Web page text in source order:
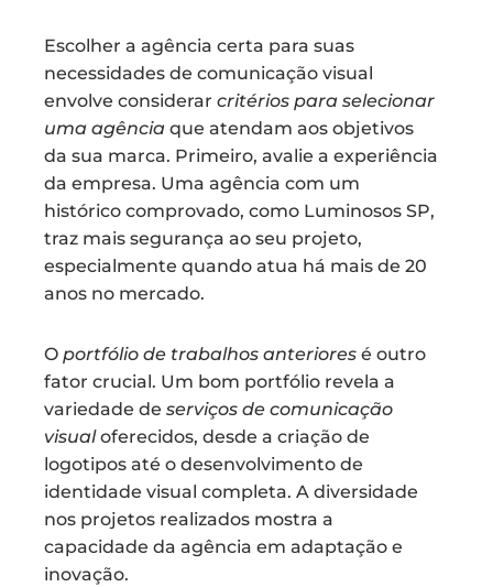
Escolher a agência certa para suas
necessidades de comunicação visual
envolve considerar critérios para selecionar
uma agência que atendam aos objetivos
da sua marca. Primeiro, avalie a experiência
da empresa. Uma agência com um
histórico comprovado, como Luminosos SP,
traz mais segurança ao seu projeto,
especialmente quando atua há mais de 20
anos no mercado.
O portfólio de trabalhos anteriores é outro
fator crucial. Um bom portfólio revela a
variedade de serviços de comunicação
visualoferecidos, desde a criação de
logotipos até o desenvolvimento de
identidade visual completa. A diversidade
nos projetos realizados mostra a
capacidade da agência em adaptação e
inovação.